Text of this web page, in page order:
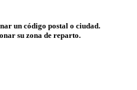
un código postal o ciudad.
su zona de reparto.